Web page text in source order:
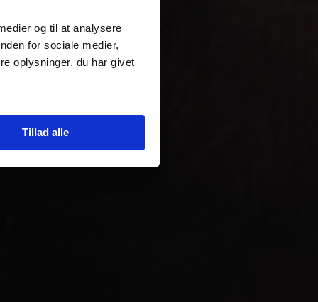
og til at analysere
for sociale medier,
oplysninger, du har givet
Tillad alle